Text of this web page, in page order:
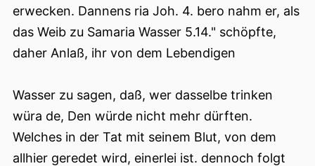
erwecken. Dannens ria Joh. 4. bero nahm er, als
das Weib zu Samaria Wasser 5.14." schöpfte,
daher Anlaß, ihr von dem Lebendigen
Wasser zu sagen, daß, wer dasselbe trinken
würa de, Den würde nicht mehr dürften.
Welches in der Tat mit seinem Blut, von dem
allhier geredet wird, einerlei ist. dennoch folgt